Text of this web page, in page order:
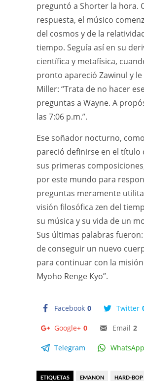
preguntó a Shorter la hora.
respuesta, el músico
del cosmos y de la
tiempo. Seguía así en su
científica y metafísica,
pronto apareció Zawinul y le
Miller: “Trata de no hacer
preguntas a Wayne. A
las 7:06 p.m.”.
Ese soñador nocturno,
pareció definirse en el título
sus primeras
por este mundo para
preguntas meramente
visión filosófica zen del
su música y su vida de un
Sus últimas palabras fueron:
de conseguir un nuevo
para continuar con la
Myoho Renge Kyo”.
Facebook 0 Twitter
Google+ 0 Email 2
Telegram WhatsApp
ETIQUETAS EMANON HARD-BOP